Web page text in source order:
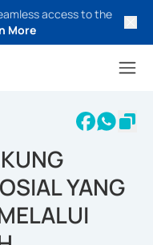
access to the
More
YANG